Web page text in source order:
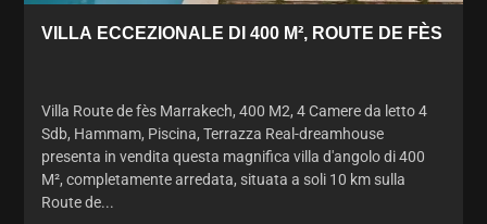
VILLA ECCEZIONALE DI 400 M², ROUTE DE FÈS
Villa Route de fès Marrakech, 400 M2, 4 Camere da letto 4
Sdb, Hammam, Piscina, Terrazza Real-dreamhouse
presenta in vendita questa magnifica villa d'angolo di 400
M², completamente arredata, situata a soli 10 km sulla
Route de...